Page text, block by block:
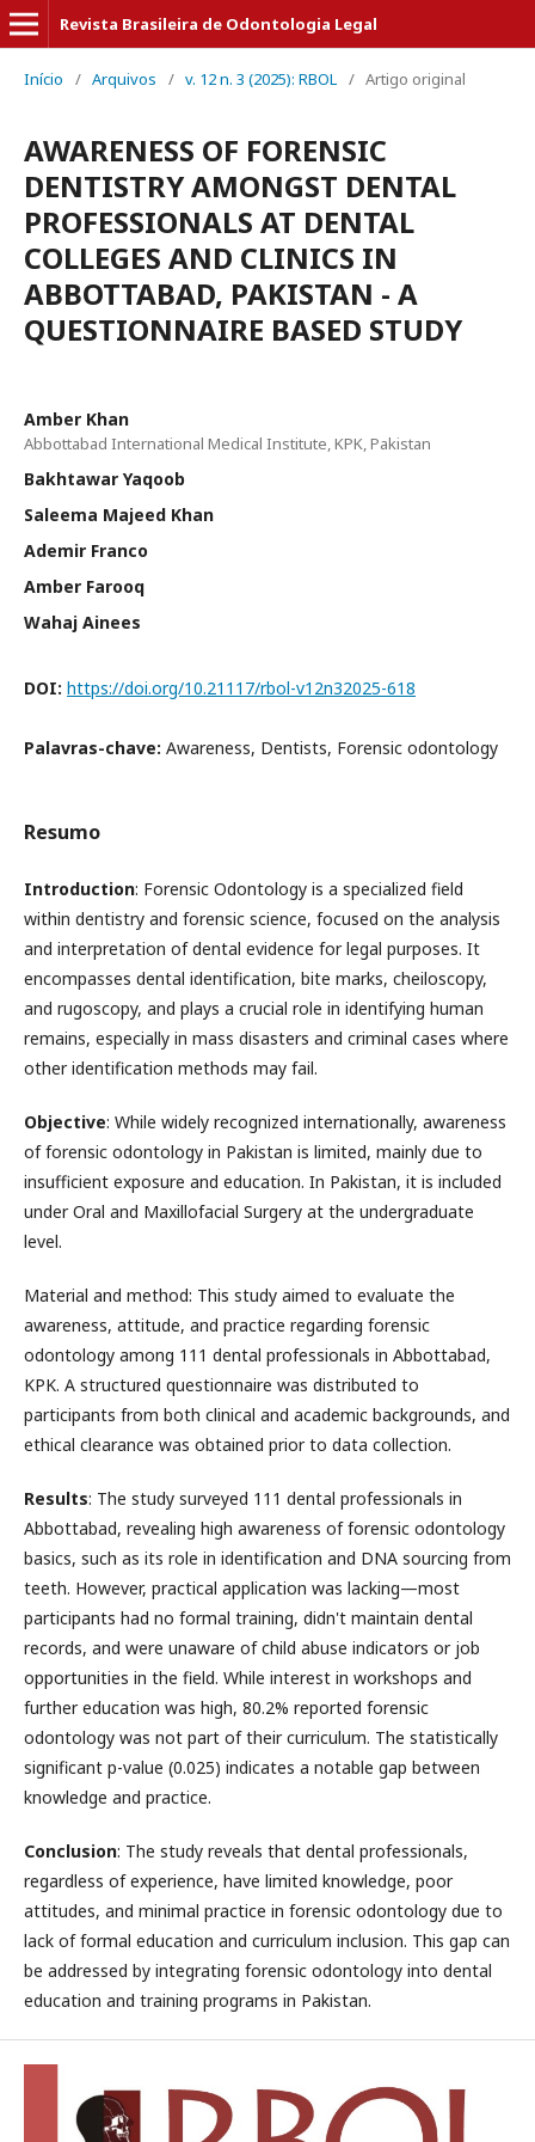
Revista Brasileira de Odontologia Legal
Início / Arquivos / v. 12 n. 3 (2025): RBOL / Artigo original
AWARENESS OF FORENSIC
DENTISTRY AMONGST DENTAL
PROFESSIONALS AT DENTAL
COLLEGES AND CLINICS IN
ABBOTTABAD, PAKISTAN - A
QUESTIONNAIRE BASED STUDY
Amber Khan
Abbottabad International Medical Institute, KPK, Pakistan
Bakhtawar Yaqoob
Saleema Majeed Khan
Ademir Franco
Amber Farooq
Wahaj Ainees
DOI: https://doi.org/10.21117/rbol-v12n32025-618
Palavras-chave: Awareness, Dentists, Forensic odontology
Resumo
Introduction: Forensic Odontology is a specialized field
within dentistry and forensic science, focused on the analysis
and interpretation of dental evidence for legal purposes. It
encompasses dental identification, bite marks, cheiloscopy,
and rugoscopy, and plays a crucial role in identifying human
remains, especially in mass disasters and criminal cases where
other identification methods may fail.
Objective: While widely recognized internationally, awareness
of forensic odontology in Pakistan is limited, mainly due to
insufficient exposure and education. In Pakistan, it is included
under Oral and Maxillofacial Surgery at the undergraduate
level.
Material and method: This study aimed to evaluate the
awareness, attitude, and practice regarding forensic
odontology among 111 dental professionals in Abbottabad,
KPK. A structured questionnaire was distributed to
participants from both clinical and academic backgrounds, and
ethical clearance was obtained prior to data collection.
Results: The study surveyed 111 dental professionals in
Abbottabad, revealing high awareness of forensic odontology
basics, such as its role in identification and DNA sourcing from
teeth. However, practical application was lacking—most
participants had no formal training, didn't maintain dental
records, and were unaware of child abuse indicators or job
opportunities in the field. While interest in workshops and
further education was high, 80.2% reported forensic
odontology was not part of their curriculum. The statistically
significant p-value (0.025) indicates a notable gap between
knowledge and practice.
Conclusion: The study reveals that dental professionals,
regardless of experience, have limited knowledge, poor
attitudes, and minimal practice in forensic odontology due to
lack of formal education and curriculum inclusion. This gap can
be addressed by integrating forensic odontology into dental
education and training programs in Pakistan.